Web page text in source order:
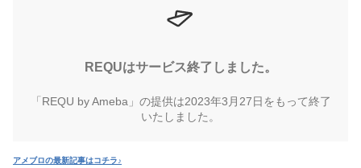
アメブロの最新記事はコチラ♪